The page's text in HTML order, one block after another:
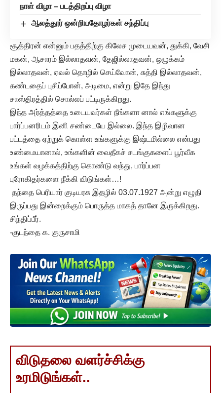
நாள் விழா – படத்திறப்பு விழா
ஆலத்தூர் ஒன்றியதோழர்கள் சந்திப்பு
சூத்திரன் என்னும் பதத்திற்கு கிலேச முடையவன், துக்கி, வேசி
மகன், ஆசாரம் இல்லாதவன், தேஜில்லாதவன், ஒழுக்கம்
இல்லாதவன், ஏவல் தொழில் செய்வோன், சுத்தி இல்லாதவன்,
கண்டதைப் புசிப்போன், அடிமை, என்று இதே இந்து
சாஸ்திரத்தில் சொல்லப் பட்டிருக்கிறது.
இந்த அர்த்தத்தை உடையவர்கள் நீங்களா னால் எங்களுக்கு
பார்ப்பனரிடம் இனி சண்டையே இல்லை. இந்த இழிவான
பட்டத்தை ஏற்றுக் கொள்ள உங்களுக்கு இஷ்டமில்லை என்பது
உண்மையானால், உங்களின் வைதீகச் சடங்குகளைப் பூர்வீக
உங்கள் வழக்கத்திற்கு கொண்டு வந்து, பார்ப்பன
புரோகிதர்களை நீக்கி விடுங்கள்…!
தந்தை பெரியார் குடியரசு இதழில் 03.07.1927 அன்று எழுதி
இருப்பது இன்றைக்கும் பொருத்த மாகத் தானே இருக்கிறது.
சிந்திப்பீர்.
-குடந்தை க. குருசாமி
விடுதலை வளர்ச்சிக்கு
உரமிடுங்கள்..